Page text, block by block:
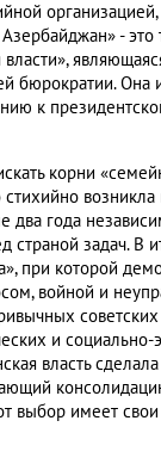
- это
власти»,
бюрократии. Она
к
корни
стихийно
два года
страной задач. В
при которой
войной и
и социально-
власть
выбор имеет